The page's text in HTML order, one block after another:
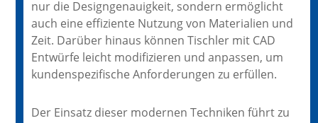
nur die Designgenauigkeit, sondern ermöglicht
auch eine effiziente Nutzung von Materialien und
Zeit. Darüber hinaus können Tischler mit CAD
Entwürfe leicht modifizieren und anpassen, um
kundenspezifische Anforderungen zu erfüllen.
Der Einsatz dieser modernen Techniken führt zu